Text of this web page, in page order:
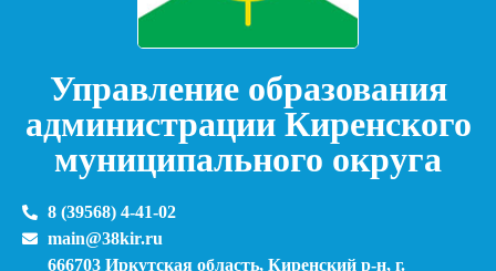
Управление образования
администрации Киренского
муниципального округа
8 (39568) 4-41-02
main@38kir.ru
666703 Иркутская область, Киренский р-н, г.